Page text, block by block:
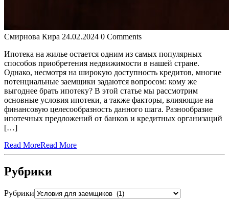
Смирнова Кира 24.02.2024 0 Comments
Ипотека на жилье остается одним из самых популярных
способов приобретения недвижимости в нашей стране.
Однако, несмотря на широкую доступность кредитов, многие
потенциальные заемщики задаются вопросом: кому же
выгоднее брать ипотеку? В этой статье мы рассмотрим
основные условия ипотеки, а также факторы, влияющие на
финансовую целесообразность данного шага. Разнообразие
ипотечных предложений от банков и кредитных организаций
[…]
Read MoreRead More
Рубрики
Рубрики